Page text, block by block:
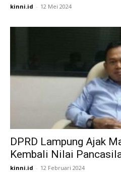
kinni.id - 12 Mei 2024
DPRD Lampung Ajak
Kembali Nilai
kinni.id - 12 Februari 2024